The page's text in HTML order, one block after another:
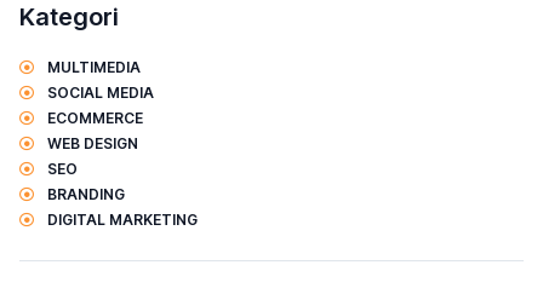
Kategori
MULTIMEDIA
SOCIAL MEDIA
ECOMMERCE
WEB DESIGN
SEO
BRANDING
DIGITAL MARKETING